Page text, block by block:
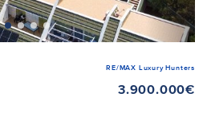
RE/MAX Luxury Hunters
3.900.000€